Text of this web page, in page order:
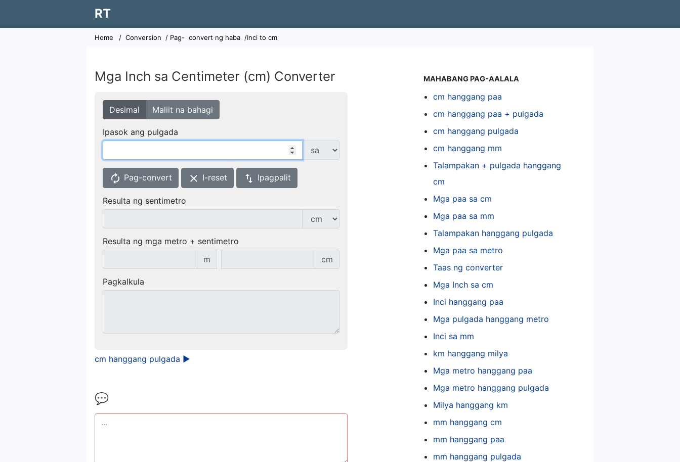
RT
Home / Conversion / Pag- convert ng haba /Inci to cm
Mga Inch sa Centimeter (cm) Converter
Desimal Maliit na bahagi
Ipasok ang pulgada
autorenew Pag-convert clear I-reset swap_vert Ipagpalit
Resulta ng sentimetro
Resulta ng mga metro + sentimetro
m
cm
Pagkalkula
cm hanggang pulgada ►
💬
MAHABANG PAG-AALALA
cm hanggang paa
cm hanggang paa + pulgada
cm hanggang pulgada
cm hanggang mm
Talampakan + pulgada hanggang
cm
Mga paa sa cm
Mga paa sa mm
Talampakan hanggang pulgada
Mga paa sa metro
Taas ng converter
Mga Inch sa cm
Inci hanggang paa
Mga pulgada hanggang metro
Inci sa mm
km hanggang milya
Mga metro hanggang paa
Mga metro hanggang pulgada
Milya hanggang km
mm hanggang cm
mm hanggang paa
mm hanggang pulgada